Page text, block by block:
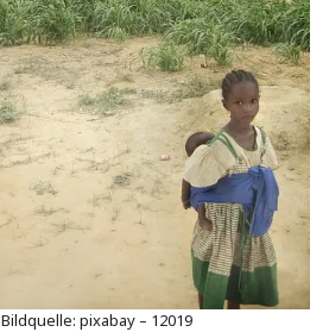
Bildquelle: pixabay – 12019